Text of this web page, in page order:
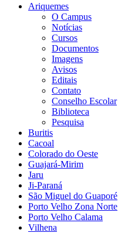
Ariquemes
O Campus
Notícias
Cursos
Documentos
Imagens
Avisos
Editais
Contato
Conselho Escolar
Biblioteca
Pesquisa
Buritis
Cacoal
Colorado do Oeste
Guajará-Mirim
Jaru
Ji-Paraná
São Miguel do Guaporé
Porto Velho Zona Norte
Porto Velho Calama
Vilhena